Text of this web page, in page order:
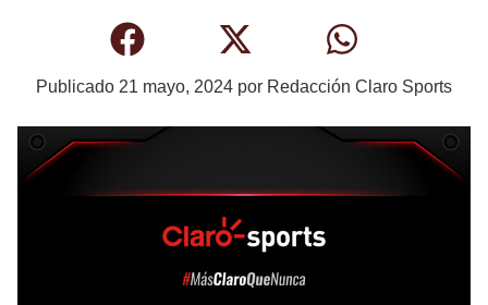
Publicado 21 mayo, 2024 por Redacción Claro Sports